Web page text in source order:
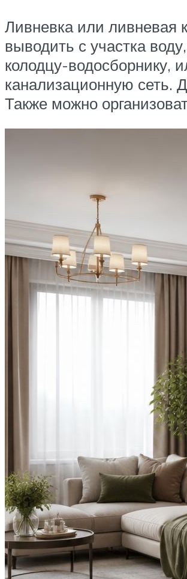
Ливневка или ливневая
выводить с участка
колодцу-водосборнику,
канализационную сеть.
Также можно